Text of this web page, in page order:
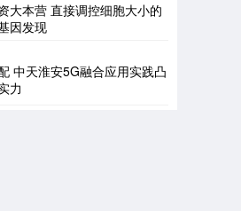
大本营 直接调控细胞大小的
因发现
中天淮安5G融合应用实践凸
力